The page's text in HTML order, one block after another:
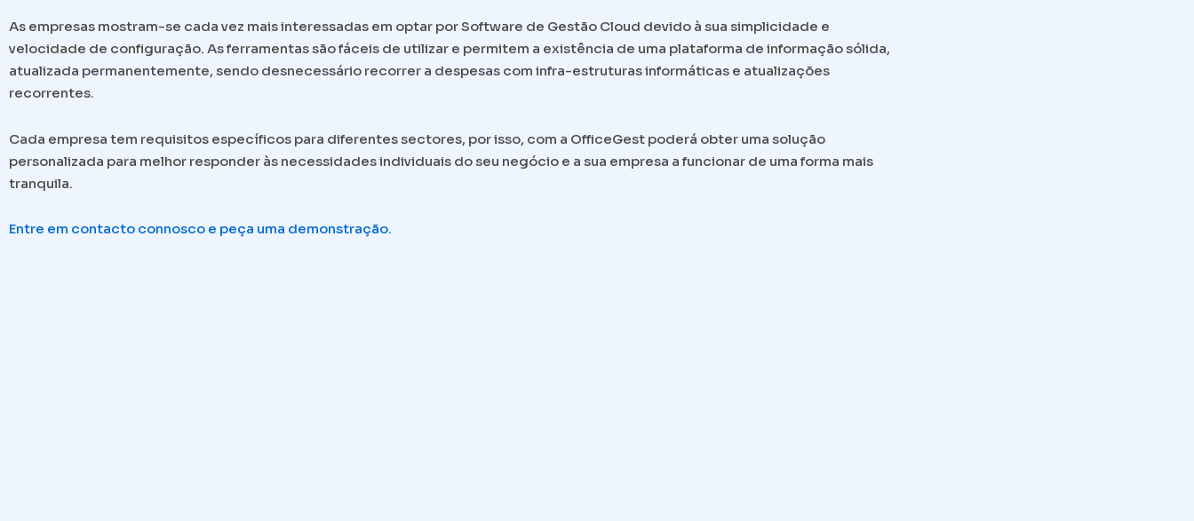
As empresas mostram-se cada vez mais interessadas em optar por Software de Gestão Cloud devido à sua simplicidade e
velocidade de configuração. As ferramentas são fáceis de utilizar e permitem a existência de uma plataforma de informação sólida,
atualizada permanentemente, sendo desnecessário recorrer a despesas com infra-estruturas informáticas e atualizações
recorrentes.
Cada empresa tem requisitos específicos para diferentes sectores, por isso, com a OfficeGest poderá obter uma solução
personalizada para melhor responder às necessidades individuais do seu negócio e a sua empresa a funcionar de uma forma mais
tranquila.
Entre em contacto connosco e peça uma demonstração.